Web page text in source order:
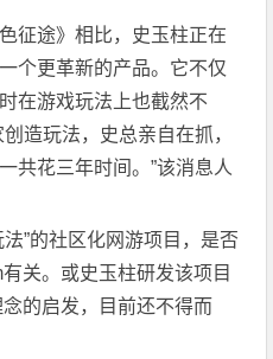
征途》相比，史玉柱正在
个更革新的产品。它不仅
在游戏玩法上也截然不
造玩法，史总亲自在抓，
共花三年时间。”该消息人
”的社区化网游项目，是否
关。或史玉柱研发该项目
的启发，目前还不得而